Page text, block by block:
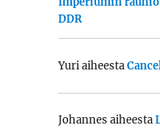
DDR
Yuriaiheesta
Johannes aiheesta